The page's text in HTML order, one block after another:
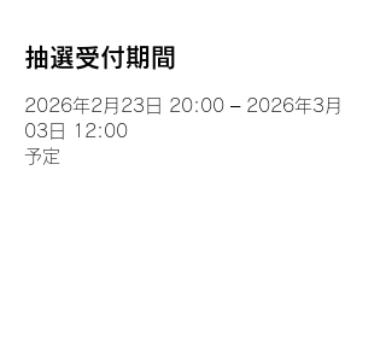
抽選受付期間
2026年2月23日 20:00 – 2026年3月
03日 12:00
予定